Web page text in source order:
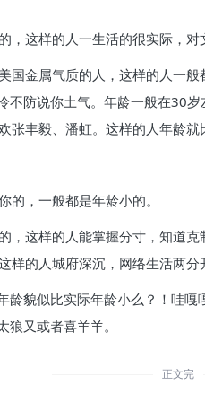
，这样的人一生活的很实际，对
国金属气质的人，这样的人一
不防说你土气。年龄一般在30岁
张丰毅、潘虹。这样的人年龄就
的，一般都是年龄小的。
，这样的人能掌握分寸，知道克
样的人城府深沉，网络生活两
龄貌似比实际年龄小么？！哇
又或者喜羊羊。
正文完